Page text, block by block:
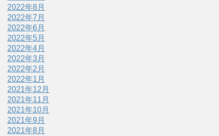
2022年8月
2022年7月
2022年6月
2022年5月
2022年4月
2022年3月
2022年2月
2022年1月
2021年12月
2021年11月
2021年10月
2021年9月
2021年8月